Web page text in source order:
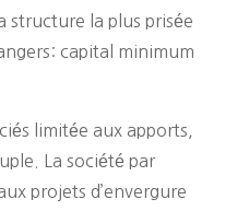
structure la plus prisée
capital minimum
limitée aux apports,
La société par
projets d’envergure